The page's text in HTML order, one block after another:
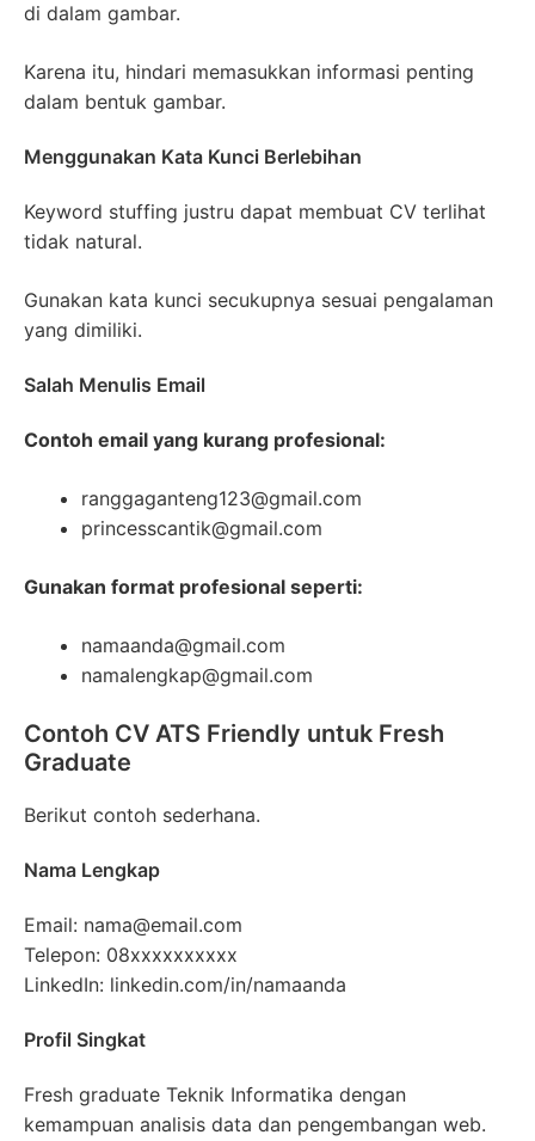
di dalam gambar.
Karena itu, hindari memasukkan informasi penting
dalam bentuk gambar.
Menggunakan Kata Kunci Berlebihan
Keyword stuffing justru dapat membuat CV terlihat
tidak natural.
Gunakan kata kunci secukupnya sesuai pengalaman
yang dimiliki.
Salah Menulis Email
Contoh email yang kurang profesional:
ranggaganteng123@gmail.com
princesscantik@gmail.com
Gunakan format profesional seperti:
namaanda@gmail.com
namalengkap@gmail.com
Contoh CV ATS Friendly untuk Fresh
Graduate
Berikut contoh sederhana.
Nama Lengkap
Email: nama@email.com
Telepon: 08xxxxxxxxxx
LinkedIn: linkedin.com/in/namaanda
Profil Singkat
Fresh graduate Teknik Informatika dengan
kemampuan analisis data dan pengembangan web.